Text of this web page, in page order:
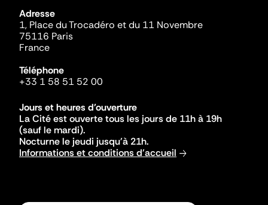
Adresse
1, Place du Trocadéro et du 11 Novembre
75116 Paris
France
Téléphone
+33 1 58 51 52 00
Jours et heures d'ouverture
La Cité est ouverte tous les jours de 11h à 19h
(sauf le mardi).
Nocturne le jeudi jusqu'à 21h.
Informations et conditions d'accueil